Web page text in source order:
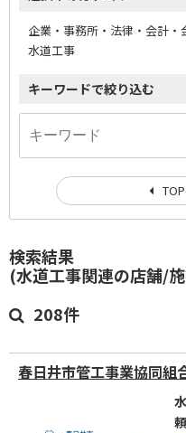
検索結果
(水道工事関連の店舗/施
208件
春日井市管工事業協同組
企業・事務所・法律・会計・
水道工事
キーワードで絞り込む